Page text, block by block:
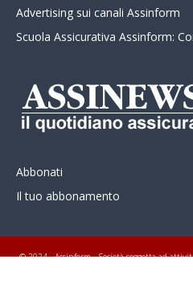
Advertising sui canali Assinform
Scuola Assicurativa Assinform:
Abbonati
Il tuo abbonamento
© 2024 - Assinform - Società soggetta ad